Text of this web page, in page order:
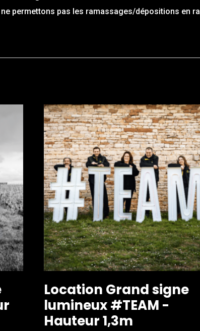
permettons pas les ramassages/dépositions en
Location Grand signe
lumineux #TEAM -
Hauteur 1,3m